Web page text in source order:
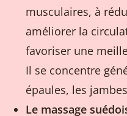
musculaires, à
améliorer la
favoriser une
Il se concentre
épaules, les
Le massage